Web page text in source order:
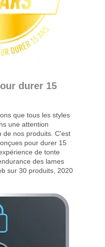
durer 15
que tous les styles
une attention
de nos produits. C'est
pour durer 15
de tonte
des lames
sur 30 produits, 2020